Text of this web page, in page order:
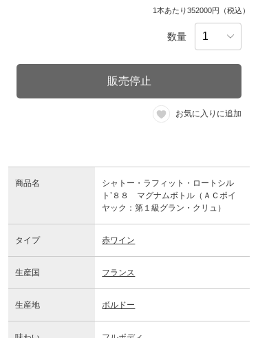
1本あたり352000円（税込）
数量
販売停止
お気に入りに追加
商品名
シャトー・ラフィット・ロートシル
ト’８８ マグナムボトル（ＡＣポイ
ヤック：第１級グラン・クリュ）
タイプ 赤ワイン
生産国 フランス
生産地 ボルドー